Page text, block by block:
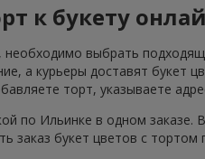
к букету
выбрать
а курьеры доставят букет
торт, указываете
по Ильинке в одном
заказ букет цветов с